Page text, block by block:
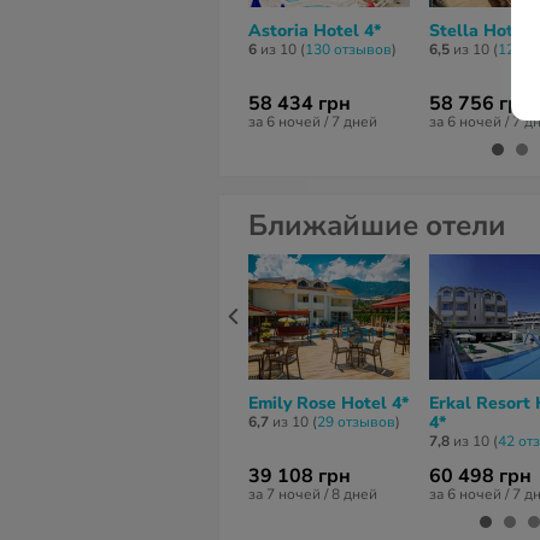
Astoria Hotel 4*
6 из 10 (130 отзывов)
58 434 грн
за 6 ночей / 7 дней
Stella Hotel 4*
6,5 из 10 (125
58 756 грн
за 6 ночей / 7
Ближайшие отели
Emily Rose Hotel 4*
6,7 из 10 (29 отзывов)
39 108 грн
за 7 ночей / 8 дней
Erkal Resort
4*
7,8 из 10 (42
60 498 грн
за 6 ночей / 7